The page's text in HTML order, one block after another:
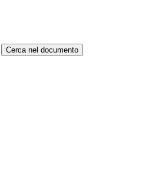
Cerca nel documento